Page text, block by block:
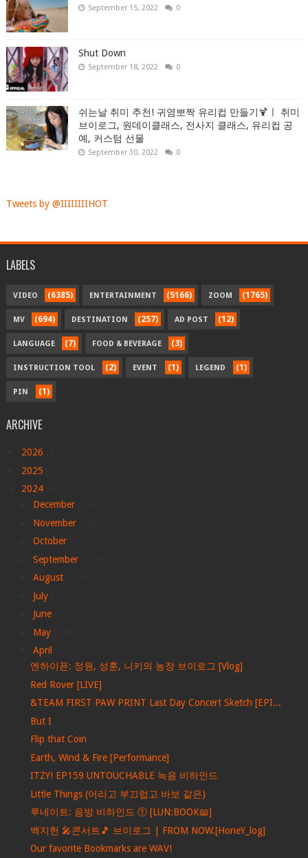
September 15, 2022 0
Shut Down
September 18, 2022 0
쉬는날 취미 추천! 귀염뽀짝 유리컵 만들기🍹ㅣ 취미
브이로그, 원데이클래스, 전사지 클래스, 유리컵 공
예, 커스텀 선물
September 30, 2022 0
Tweets by @IIIIIIIIHOT
LABELS
VIDEO (6385) ENTERTAINMENT (5166) ZOOM (1765)
MV (694) DESTINATION (257) AD POST (12)
LANGUAGE (7) FOOD & BEVERAGE (3)
INSTRUCTION TOOL (2) EVENT (1) LEGEND (1)
PIN (1)
ARCHIVE
2026
2025
2024
December
November
October
September
August
July
June
May
April
엔하이픈: 정원, 성훈, 니키의 농장 브이로그 [Vlog]
Red Rover [LIVE]
&TEAM FIRST PAW PRINT Last Day Concert Sketch [EPI...
But I
Flip that Coin
Earth, Wind & Fire [Performance]
ITZY! EP159 UNTOUCHABLE 녹음 비하인드
Little Things (어리고 부끄럽고 바보 같은)
루네이트: 음방 비하인드 ① [LUN:BOOK📖]
백지헌 🎤콘서트🎵 브이로그 | FROM NOW.[HoneY_log]
Our favorite Bookmarks are WAV!